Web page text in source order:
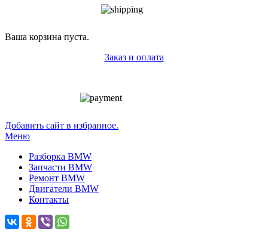
Ваша корзина пуста.
Заказ и оплата
Добавить сайт в избранное.
Меню
Разборка BMW
Запчасти BMW
Ремонт BMW
Двигатели BMW
Контакты